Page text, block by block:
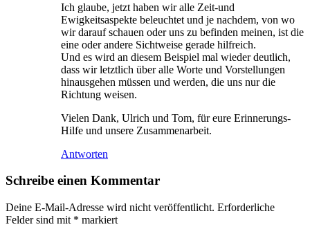
Ich glaube, jetzt haben wir alle Zeit-und
Ewigkeitsaspekte beleuchtet und je nachdem, von wo
wir darauf schauen oder uns zu befinden meinen, ist die
eine oder andere Sichtweise gerade hilfreich.
Und es wird an diesem Beispiel mal wieder deutlich,
dass wir letztlich über alle Worte und Vorstellungen
hinausgehen müssen und werden, die uns nur die
Richtung weisen.
Vielen Dank, Ulrich und Tom, für eure Erinnerungs-
Hilfe und unsere Zusammenarbeit.
Antworten
Schreibe einen Kommentar
Deine E-Mail-Adresse wird nicht veröffentlicht. Erforderliche
Felder sind mit * markiert